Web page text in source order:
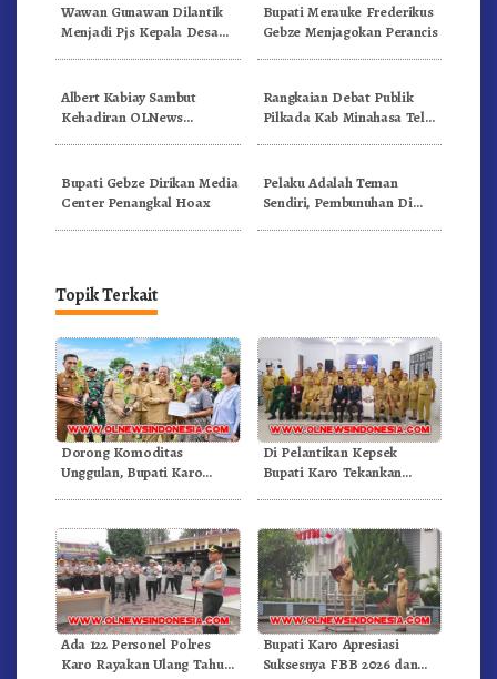
Wawan Gunawan Dilantik
Menjadi Pjs Kepala Desa
Bupati Merauke Frederikus
Gebze Menjagokan Perancis
Albert Kabiay Sambut
Kehadiran OLNews
Rangkaian Debat Publik
Pilkada Kab Minahasa Telah
Bupati Gebze Dirikan Media
Center Penangkal Hoax
Pelaku Adalah Teman
Sendiri, Pembunuhan Di
Topik Terkait
Dorong Komoditas
Unggulan, Bupati Karo
Di Pelantikan Kepsek
Bupati Karo Tekankan
Ada 122 Personel Polres
Karo Rayakan Ulang Tahun
Bupati Karo Apresiasi
Suksesnya FBB 2026 dan